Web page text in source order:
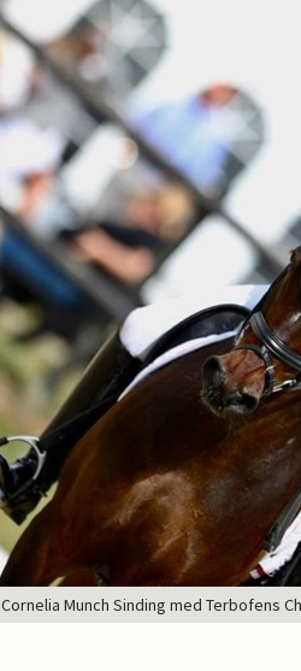
Cornelia Munch Sinding med Terbofens